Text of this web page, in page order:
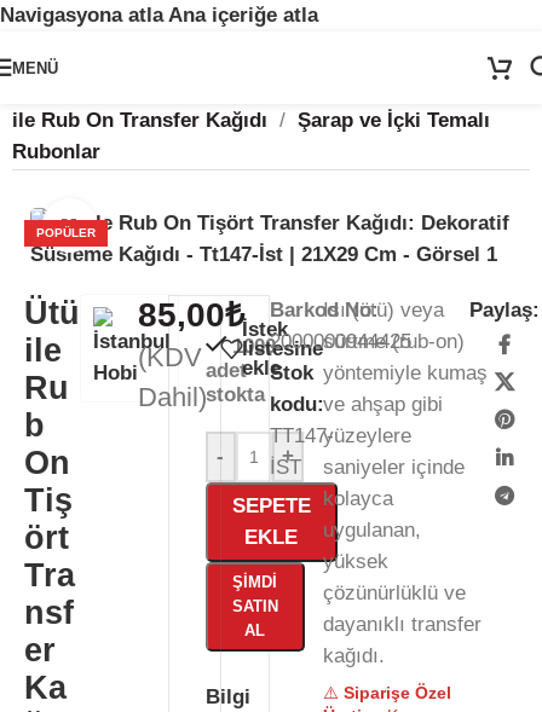
Navigasyona atlaAna içeriğe atla
🚨ÖNEMLİ DUYURU: Sektörel sezon çalışma takvimimiz nedeniyle24
Ağustositibarıyla sırayla kargolanacaktır. 🍒
MENÜ
ile Rub On Transfer Kağıdı / Şarap ve İçki Temalı
Rubonlar
POPÜLERBüyütmek için tıklayın
Ütü
ile
Ru
b
On
Tiş
ört
Tra
nsf
er
Ka
85,00₺
(KDV
Dahil)
1000
adet
stokta
- +
SEPETE
EKLE
ŞIMDI
SATIN
AL
Bilgi
İstek
listesine
ekle
Barkod No:
2000000944425
Stok
kodu:
TT147-
İST
Isı (ütü) veya
sürtme (rub-on)
yöntemiyle kumaş
ve ahşap gibi
yüzeylere
saniyeler içinde
kolayca
uygulanan,
yüksek
çözünürlüklü ve
dayanıklı transfer
kağıdı.
⚠️Siparişe Özel
Paylaş: